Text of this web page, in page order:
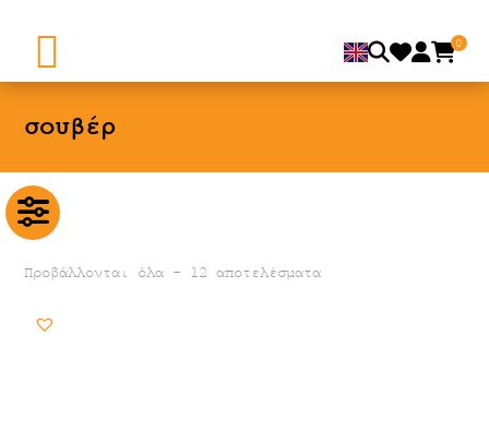
0
σουβέρ
Προβάλλονται όλα - 12 αποτελέσματα